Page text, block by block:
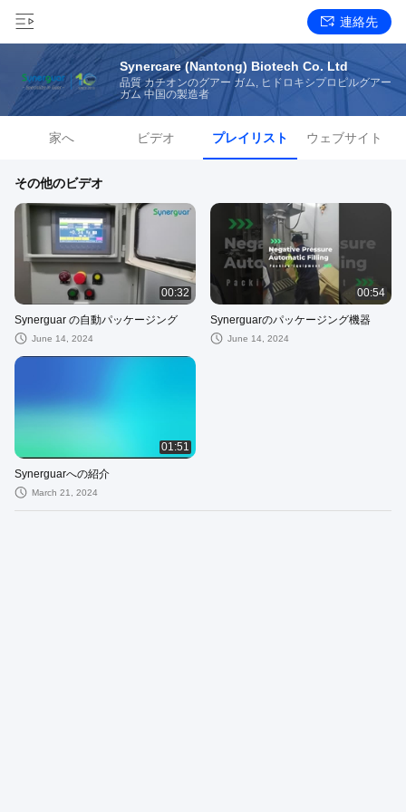
連絡先
Synercare (Nantong) Biotech Co. Ltd
品質 カチオンのグアー ガム, ヒドロキシプロピルグアー
ガム 中国の製造者
家へ ビデオ プレイリスト ウェブサイト
その他のビデオ
00:32
Synerguar の自動パッケージング
June 14, 2024
00:54
Synerguarのパッケージング機器
June 14, 2024
01:51
Synerguarへの紹介
March 21, 2024